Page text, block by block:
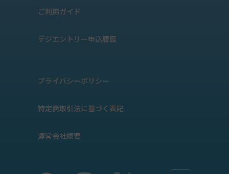
ご利用ガイド
デジエントリー申込履歴
プライバシーポリシー
特定商取引法に基づく表記
運営会社概要